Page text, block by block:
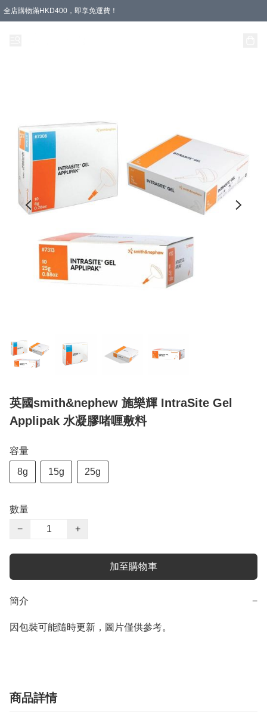
全店購物滿HKD400，即享免運費！
英國smith&nephew 施樂輝 IntraSite Gel
Applipak 水凝膠啫喱敷料
容量
8g 15g 25g
數量
−
+
加至購物車
簡介 −
因包裝可能隨時更新，圖片僅供參考。
商品詳情